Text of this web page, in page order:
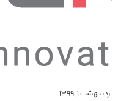
اردیبهشت ۱, ۱۳۹۹